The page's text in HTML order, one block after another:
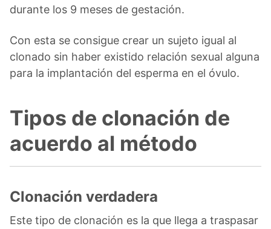
durante los 9 meses de gestación.
Con esta se consigue crear un sujeto igual al
clonado sin haber existido relación sexual alguna
para la implantación del esperma en el óvulo.
Tipos de clonación de
acuerdo al método
Clonación verdadera
Este tipo de clonación es la que llega a traspasar